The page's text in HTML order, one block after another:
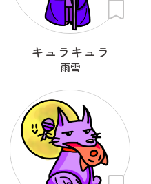
キュラキュラ
雨雪